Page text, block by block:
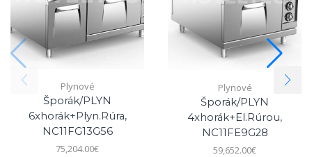
Plynové
Šporák/PLYN
6xhorák+plyn.rúra,
NC11FG13G56
75,204.00€
Plynové
Šporák/PLYN
4xhorák+el.rúrou,
NC11FE9G28
59,652.00€